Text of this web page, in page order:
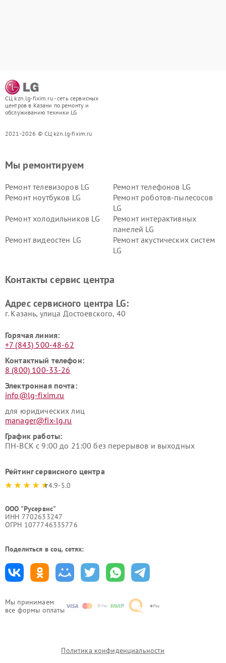
СЦ kzn.lg-fixim.ru - сеть сервисных
центров в Казани по ремонту и
обслуживанию техники LG
2021-2026 © СЦ kzn.lg-fixim.ru
Мы принимаем
все формы оплаты
Мы ремонтируем
Ремонт телевизоров LG
Ремонт телефонов LG
Ремонт ноутбуков LG
Ремонт роботов-пылесосов
LG
Ремонт холодильников LG
Ремонт интерактивных
панелей LG
Ремонт видеостен LG
Ремонт акустических систем
LG
Ремонт морозильных камер
Ремонт вертикальных
Контакты сервис центра
Адрес сервисного центра LG:
г. Казань, улица Достоевского, 40
Горячая линия:
+7 (843) 500-48-62
Контактный телефон:
8 (800) 100-33-26
Электронная почта:
info@lg-fixim.ru
для юридических лиц
manager@fix-lg.ru
График работы:
ПН-ВСК с 9:00 до 21:00 без перерывов и выходных
Рейтинг сервисного центра
4.9-5.0
ООО "Русервис"
ИНН 7702633247
ОГРН 1077746335776
Поделиться в соц. сетях:
Политика конфиденциальности